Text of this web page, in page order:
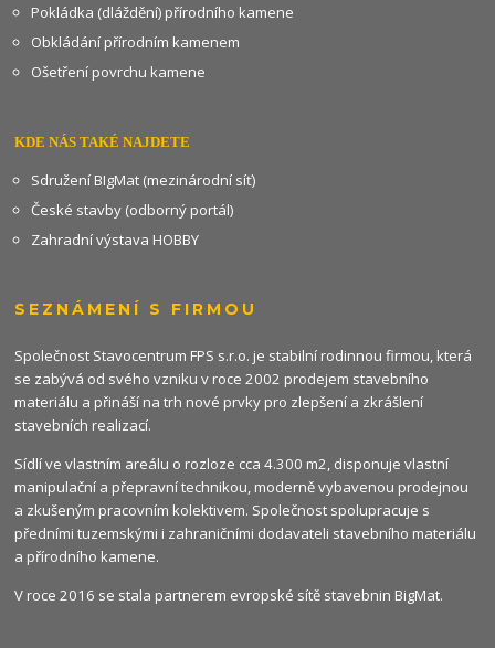
Pokládka (dláždění) přírodního kamene
Obkládání přírodním kamenem
Ošetření povrchu kamene
KDE NÁS TAKÉ NAJDETE
Sdružení BIgMat (mezinárodní síť)
České stavby (odborný portál)
Zahradní výstava HOBBY
SEZNÁMENÍ S FIRMOU
Společnost Stavocentrum FPS s.r.o. je stabilní rodinnou firmou, která
se zabývá od svého vzniku v roce 2002 prodejem stavebního
materiálu a přináší na trh nové prvky pro zlepšení a zkrášlení
stavebních realizací.
Sídlí ve vlastním areálu o rozloze cca 4.300 m2, disponuje vlastní
manipulační a přepravní technikou, moderně vybavenou prodejnou
a zkušeným pracovním kolektivem. Společnost spolupracuje s
předními tuzemskými i zahraničními dodavateli stavebního materiálu
a přírodního kamene.
V roce 2016 se stala partnerem evropské sítě stavebnin BigMat.